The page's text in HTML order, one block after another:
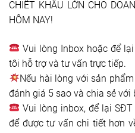
CHIẾT KHẤU LỚN CHO
HÔM NAY!
Vui lòng Inbox hoặc để
tôi hỗ trợ và tư vấn trực tiếp.
Nếu hài lòng với sản
đánh giá 5 sao và chia sẻ với
Vui lòng inbox, để lại
để được tư vấn chi tiết hơn